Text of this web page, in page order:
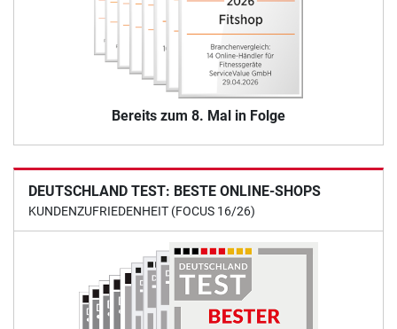
Bereits zum 8. Mal in Folge
DEUTSCHLAND TEST: BESTE ONLINE-SHOPS
KUNDENZUFRIEDENHEIT (FOCUS 16/26)